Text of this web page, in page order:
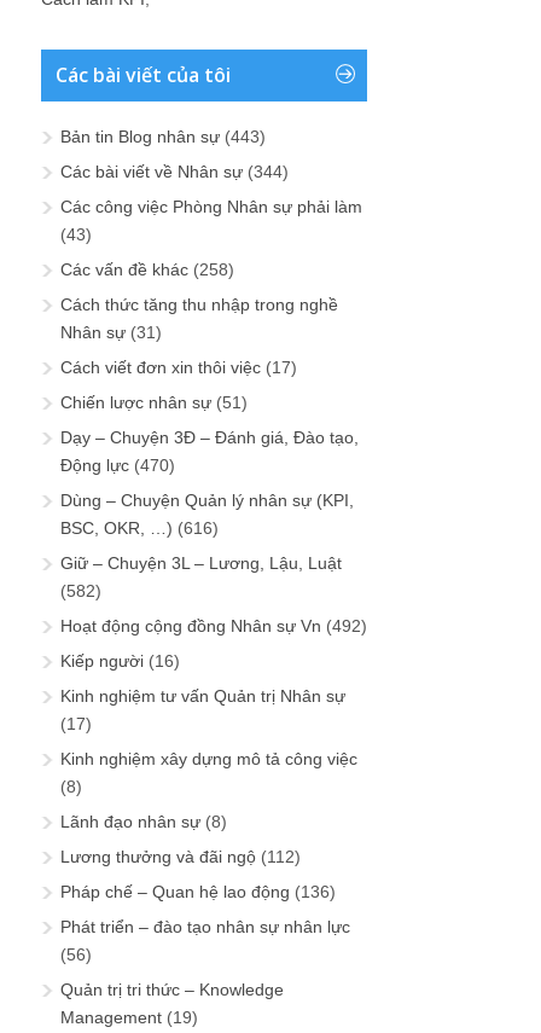
Các bài viết của tôi
Bản tin Blog nhân sự (443)
Các bài viết về Nhân sự (344)
Các công việc Phòng Nhân sự phải làm
(43)
Các vấn đề khác (258)
Cách thức tăng thu nhập trong nghề
Nhân sự (31)
Cách viết đơn xin thôi việc (17)
Chiến lược nhân sự (51)
Dạy – Chuyện 3Đ – Đánh giá, Đào tạo,
Động lực (470)
Dùng – Chuyện Quản lý nhân sự (KPI,
BSC, OKR, …) (616)
Giữ – Chuyện 3L – Lương, Lậu, Luật
(582)
Hoạt động cộng đồng Nhân sự Vn (492)
Kiếp người (16)
Kinh nghiệm tư vấn Quản trị Nhân sự
(17)
Kinh nghiệm xây dựng mô tả công việc
(8)
Lãnh đạo nhân sự (8)
Lương thưởng và đãi ngộ (112)
Pháp chế – Quan hệ lao động (136)
Phát triển – đào tạo nhân sự nhân lực
(56)
Quản trị tri thức – Knowledge
Management (19)